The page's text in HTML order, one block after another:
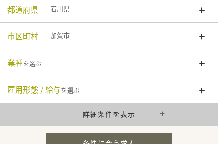
都道府県 石川県
市区町村 加賀市
業種を選ぶ
雇用形態 / 給与を選ぶ
詳細条件を表示